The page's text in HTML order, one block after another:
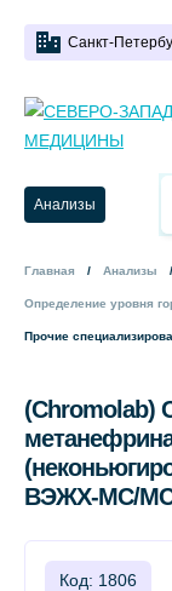
Санкт-
Анализы
Главная Анализы
Определение уровня
Прочие
(Chromolab)
ВЭЖХ-МС/МС
Код: 1806